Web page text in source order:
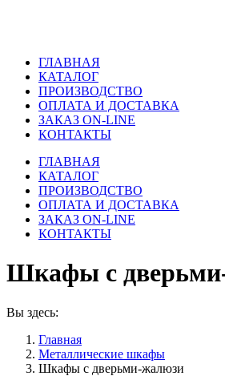
ГЛАВНАЯ
КАТАЛОГ
ПРОИЗВОДСТВО
ОПЛАТА И ДОСТАВКА
ЗАКАЗ ON-LINE
КОНТАКТЫ
ГЛАВНАЯ
КАТАЛОГ
ПРОИЗВОДСТВО
ОПЛАТА И ДОСТАВКА
ЗАКАЗ ON-LINE
КОНТАКТЫ
Шкафы с
Вы здесь:
Главная
Металлические шкафы
Шкафы с дверьми-жалюзи